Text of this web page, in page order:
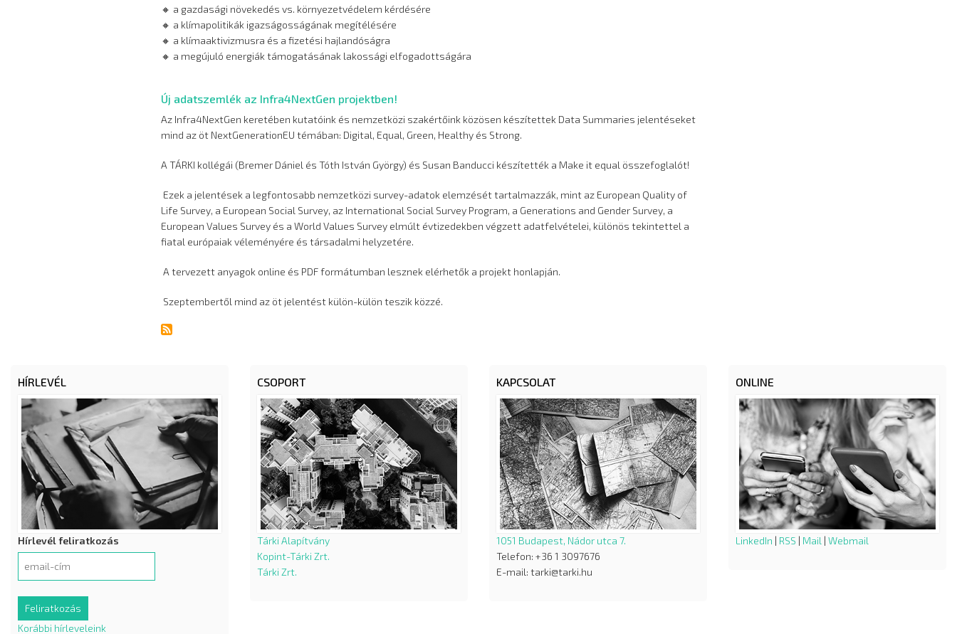
🔸 a gazdasági növekedés vs. környezetvédelem kérdésére
🔸 a klímapolitikák igazságosságának megítélésére
🔸 a klímaaktivizmusra és a fizetési hajlandóságra
🔸 a megújuló energiák támogatásának lakossági elfogadottságára
Új adatszemlék az Infra4NextGen projektben!
Az Infra4NextGen keretében kutatóink és nemzetközi szakértőink közösen készítettek Data Summaries jelentéseket
mind az öt NextGenerationEU témában: Digital, Equal, Green, Healthy és Strong.
A TÁRKI kollégái (Bremer Dániel és Tóth István György) és Susan Banducci készítették a Make it equal összefoglalót!
Ezek a jelentések a legfontosabb nemzetközi survey-adatok elemzését tartalmazzák, mint az European Quality of
Life Survey, a European Social Survey, az International Social Survey Program, a Generations and Gender Survey, a
European Values Survey és a World Values Survey elmúlt évtizedekben végzett adatfelvételei, különös tekintettel a
fiatal európaiak véleményére és társadalmi helyzetére.
A tervezett anyagok online és PDF formátumban lesznek elérhetők a projekt honlapján.
Szeptembertől mind az öt jelentést külön-külön teszik közzé.
HÍRLEVÉL
Hírlevél feliratkozás
Korábbi hírleveleink
CSOPORT
Tárki Alapítvány
Kopint-Tárki Zrt.
Tárki Zrt.
KAPCSOLAT
1051 Budapest, Nádor utca 7.
Telefon: +36 1 3097676
E-mail: tarki@tarki.hu
ONLINE
LinkedIn | RSS | Mail | Webmail